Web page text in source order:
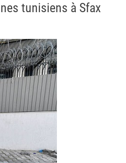
tunisiens à Sfax